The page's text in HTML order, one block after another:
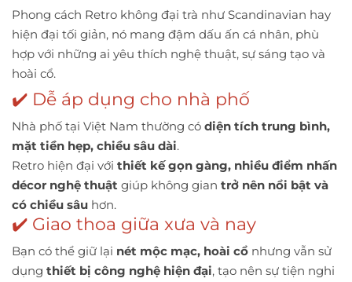
Phong cách Retro không đại trà như Scandinavian hay
hiện đại tối giản, nó mang đậm dấu ấn cá nhân, phù
hợp với những ai yêu thích nghệ thuật, sự sáng tạo và
hoài cổ.
✔️ Dễ áp dụng cho nhà phố
Nhà phố tại Việt Nam thường có diện tích trung bình,
mặt tiền hẹp, chiều sâu dài.
Retro hiện đại với thiết kế gọn gàng, nhiều điểm nhấn
décor nghệ thuật giúp không gian trở nên nổi bật và
có chiều sâu hơn.
✔️ Giao thoa giữa xưa và nay
Bạn có thể giữ lại nét mộc mạc, hoài cổ nhưng vẫn sử
dụng thiết bị công nghệ hiện đại, tạo nên sự tiện nghi